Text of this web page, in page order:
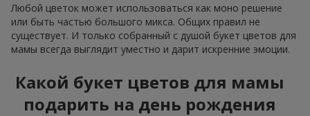
Любой цветок может использоваться как моно решение
или быть частью большого микса. Общих правил не
существует. И только собранный с душой букет цветов для
мамы всегда выглядит уместно и дарит искренние эмоции.
Какой букет цветов для мамы
подарить на день рождения